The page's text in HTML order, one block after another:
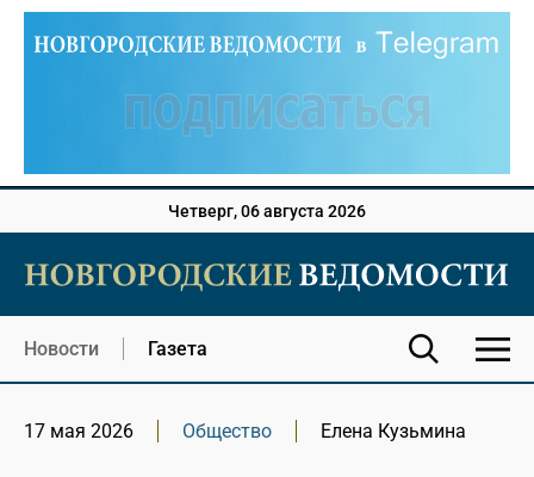
Четверг, 06 августа 2026
Новости Газета
17 мая 2026 Общество Елена Кузьмина